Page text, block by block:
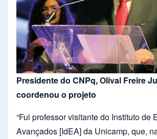
Presidente do CNPq, Olival Freire
coordenou o projeto
“Fui professor visitante do Instituto de
Avançados [IdEA] da Unicamp, que,